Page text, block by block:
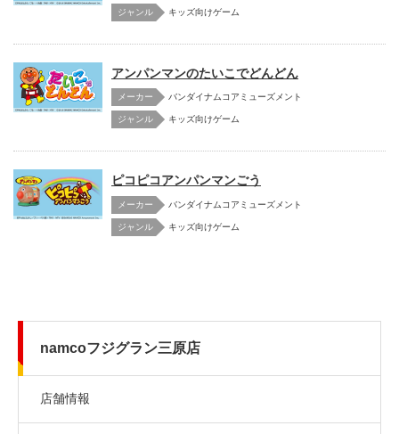
キッズ向けゲーム
アンパンマンのたいこでどんどん
メーカー バンダイナムコアミューズメント
キッズ向けゲーム
ピコピコアンパンマンごう
メーカー バンダイナムコアミューズメント
キッズ向けゲーム
namcoフジグラン三原店
店舗情報